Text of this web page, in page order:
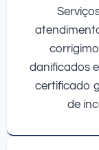
danificados
certificado
de